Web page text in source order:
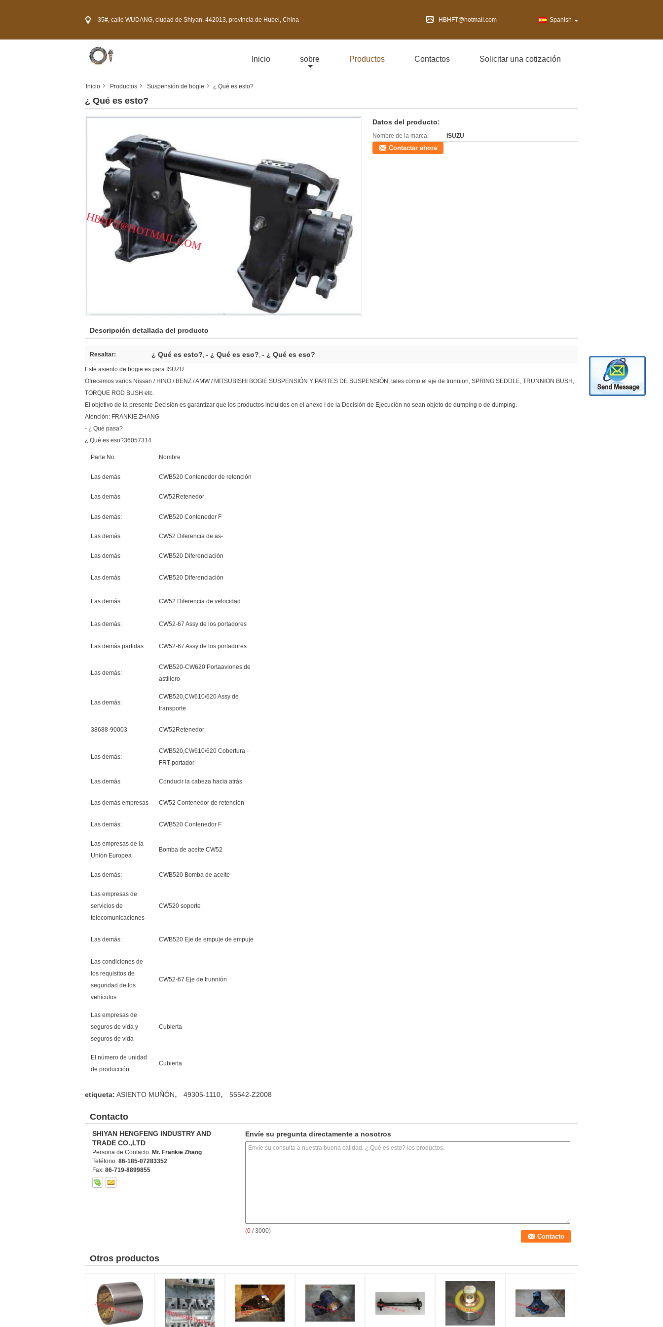
35#, calle WUDANG, ciudad de Shiyan, 442013, provincia de Hubei, China HBHFT@hotmail.com Spanish
Inicio sobre Productos Contactos Solicitar una cotización
Inicio Productos Suspensión de bogie ¿ Qué es esto?
¿ Qué es esto?
Datos del producto:
Nombre de la marca: ISUZU
Contactar ahora
Descripción detallada del producto
Resaltar: ¿ Qué es esto?, - ¿ Qué es eso?, - ¿ Qué es eso?
Este asiento de bogie es para ISUZU
Ofrecemos varios Nissan / HINO / BENZ / AMW / MITSUBISHI BOGIE SUSPENSIÓN Y PARTES DE SUSPENSIÓN, tales como el eje de trunnion, SPRING SEDDLE, TRUNNION BUSH,
TORQUE ROD BUSH etc.
El objetivo de la presente Decisión es garantizar que los productos incluidos en el anexo I de la Decisión de Ejecución no sean objeto de dumping o de dumping.
Atención: FRANKIE ZHANG
- ¿ Qué pasa?
¿ Qué es eso?36057314
Parte No. Nombre
Las demás CWB520 Contenedor de retención
Las demás CW52Retenedor
Las demás: CWB520 Contenedor F
Las demás CW52 Diferencia de as-
Las demás CWB520 Diferenciación
Las demás CWB520 Diferenciación
Las demás: CW52 Diferencia de velocidad
Las demás: CW52-67 Assy de los portadores
Las demás partidas CW52-67 Assy de los portadores
Las demás:
CWB520-CW620 Portaaviones de
astillero
Las demás:
CWB520,CW610/620 Assy de
transporte
38688-90003 CW52Retenedor
Las demás:
CWB520,CW610/620 Cobertura -
FRT portador
Las demás Conducir la cabeza hacia atrás
Las demás empresas CW52 Contenedor de retención
Las demás: CWB520 Contenedor F
Las empresas de la
Unión Europea
Bomba de aceite CW52
Las demás: CWB520 Bomba de aceite
Las empresas de
servicios de
telecomunicaciones
CW520 soporte
Las demás: CWB520 Eje de empuje de empuje
Las condiciones de
los requisitos de
seguridad de los
vehículos
CW52-67 Eje de trunnión
Las empresas de
seguros de vida y
seguros de vida
Cubierta
El número de unidad
de producción
Cubierta
etiqueta: ASIENTO MUÑÓN, 49305-1110, 55542-Z2008
Contacto
SHIYAN HENGFENG INDUSTRY AND
TRADE CO.,LTD
Persona de Contacto: Mr. Frankie Zhang
Teléfono: 86-185-07283352
Fax: 86-719-8899855
Envíe su pregunta directamente a nosotros
(0 / 3000)
Otros productos